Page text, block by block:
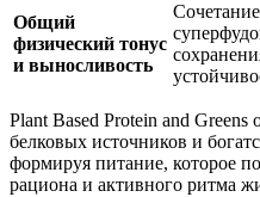
Общий
физический тонус
и выносливость
Plant Based Protein and Greens
белковых источников и
формируя питание, которое
рациона и активного ритма